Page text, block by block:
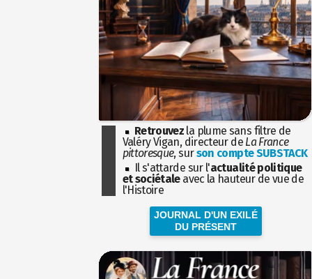
Retrouvez la plume sans filtre de
Valéry Vigan, directeur de La France
pittoresque, surson compte SUBSTACK
Il s'attarde sur l'actualité politique
et sociétaleavec la hauteur de vue de
l'Histoire
JOURNAL D'UN EXILÉ
DU PRÉSENT